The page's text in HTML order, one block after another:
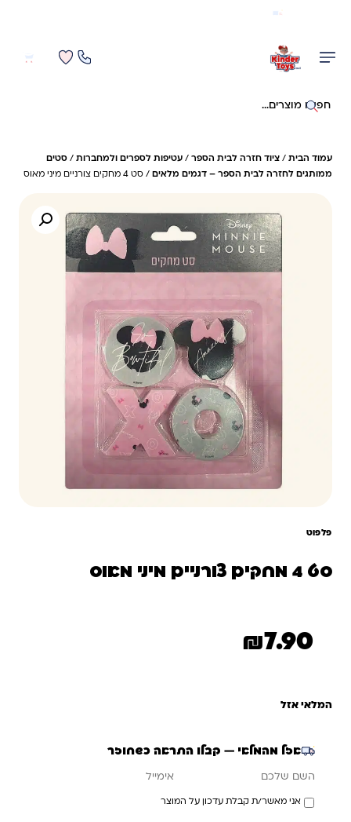
חיפוש באתר
עמוד הבית / ציוד חזרה לבית הספר / עטיפות לספרים ולמחברות / סטים
ממותגים לחזרה לבית הספר – דגמים מלאים / סט 4 מחקים צורניים מיני מאוס
פלפוט
סט 4 מחקים צורניים מיני מאוס
₪7.90
המלאי אזל
אזל מהמלאי — קבלו התראה כשחוזר
אני מאשר/ת קבלת עדכון על המוצר